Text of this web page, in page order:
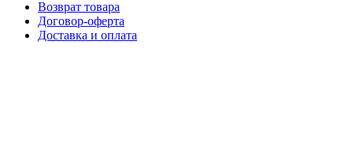
Возврат товара
Договор-оферта
Доставка и оплата